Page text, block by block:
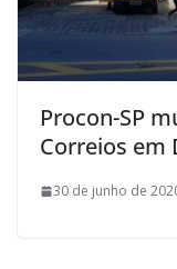
Procon-SP
Correios em
30 de junho de